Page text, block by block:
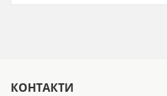
КОНТАКТИ